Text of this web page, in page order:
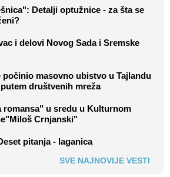
Detalji optužnice - za šta se
i delovi Novog Sada i Sremske
počinio masovno ubistvo u Tajlandu
društvenih mreža
romansa" u sredu u Kulturnom
Crnjanski"
pitanja - laganica
SVE NAJNOVIJE VESTI